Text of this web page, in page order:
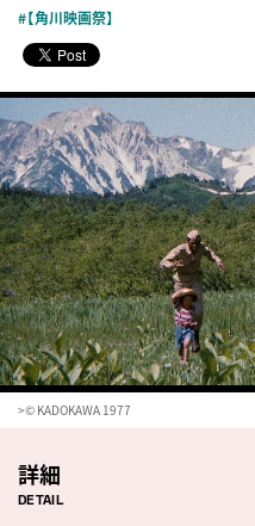
近日公開の作品
COMING SOON
今月のスケジュール
MONTHLY SCHEDULE
#【角川映画祭】
>© KADOKAWA 1977
詳細
DETAIL